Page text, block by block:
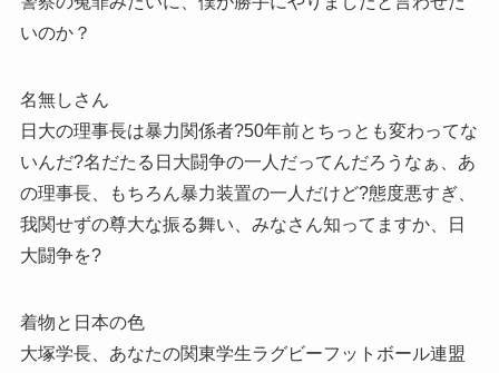
いのか？
名無しさん
日大の理事長は暴力関係者?50年前とちっとも変わってな
いんだ?名だたる日大闘争の一人だってんだろうなぁ、あ
の理事長、もちろん暴力装置の一人だけど?態度悪すぎ、
我関せずの尊大な振る舞い、みなさん知ってますか、日
大闘争を?
着物と日本の色
大塚学長、あなたの関東学生ラグビーフットボール連盟